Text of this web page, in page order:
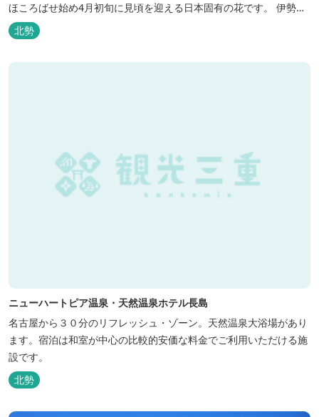
ほころばせ始め4月初旬に見頃を迎える日本固有の花です。 伊勢湾
周辺の狭い範囲に自生するシデコブシは、三重県内ではいなべ市、
菰野町、四日市市などの北勢地方に見られ これらの自生地は日本に
おけるシデコブシ天然分布の西の端にあたります。 約500万年前に
北勢
ニューハートピア温泉・天然温泉ホテル長島
名古屋から３０分のリフレッシュ・ゾーン。天然温泉大浴場があり
ます。宿泊は和室が中心の比較的安価な料金でご利用いただける施
設です。
北勢